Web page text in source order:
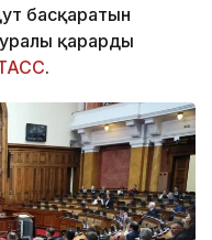
басқаратын
қарарды
.